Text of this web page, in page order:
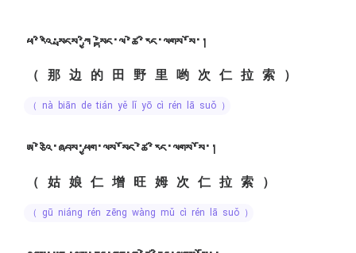
ཕ་རིའི་སྤངས་ཀྱི ་སྟེང་ལ་ཚེ་རིང་ལགས་སོ་།
（那边的田野里哟次仁拉索）
（ nà biān de tián yě lǐ yō cì rén lā suǒ ）
ཨ་ཅེའི་ཞབས་ཕྱག་ལས་སོང་ཚེ་རིང་ལགས་སོ་།
（姑娘仁增旺姆次仁拉索）
（ gū niáng rén zēng wàng mǔ cì rén lā suǒ ）